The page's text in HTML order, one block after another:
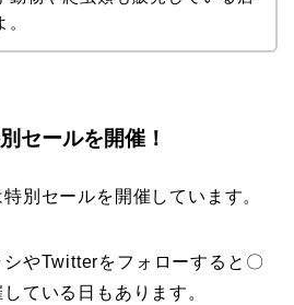
セールを開催！
別セールを開催しています。
やTwitterをフォローすると〇
ている日もあります。